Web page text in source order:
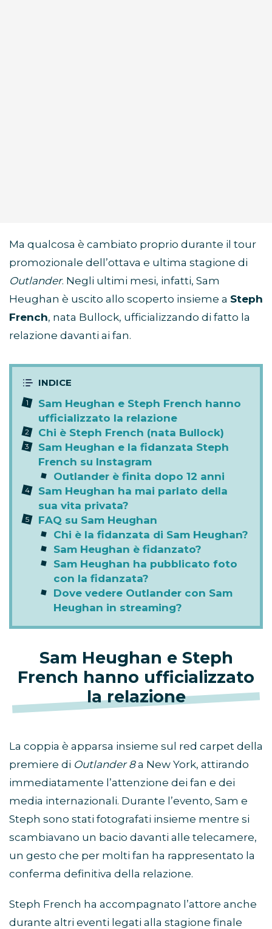
Ma qualcosa è cambiato proprio durante il tour
promozionale dell’ottava e ultima stagione di
Outlander. Negli ultimi mesi, infatti, Sam
Heughan è uscito allo scoperto insieme a Steph
French, nata Bullock, ufficializzando di fatto la
relazione davanti ai fan.
Sam Heughan e Steph French hanno
ufficializzato la relazione
Chi è Steph French (nata Bullock)
Sam Heughan e la fidanzata Steph
French su Instagram
Outlander è finita dopo 12 anni
Sam Heughan ha mai parlato della
sua vita privata?
FAQ su Sam Heughan
Chi è la fidanzata di Sam Heughan?
Sam Heughan è fidanzato?
Sam Heughan ha pubblicato foto
con la fidanzata?
Dove vedere Outlander con Sam
Heughan in streaming?
Sam Heughan e Steph
French hanno ufficializzato
la relazione
La coppia è apparsa insieme sul red carpet della
premiere di Outlander 8a New York, attirando
immediatamente l’attenzione dei fan e dei
media internazionali. Durante l’evento, Sam e
Steph sono stati fotografati insieme mentre si
scambiavano un bacio davanti alle telecamere,
un gesto che per molti fan ha rappresentato la
conferma definitiva della relazione.
Steph French ha accompagnato l’attore anche
durante altri eventi legati alla stagione finale